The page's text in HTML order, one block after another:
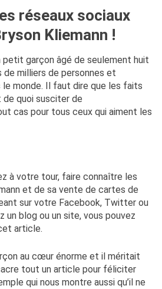
réseaux sociaux
Kliemann !
petit garçon âgé de seulement huit
de milliers de personnes et
le monde. Il faut dire que les faits
quoi susciter de
cas pour tous ceux qui aiment les
à votre tour, faire connaître les
et de sa vente de cartes de
sur votre Facebook, Twitter ou
un blog ou un site, vous pouvez
article.
au cœur énorme et il méritait
tout un article pour féliciter
qui nous montre aussi qu’il ne